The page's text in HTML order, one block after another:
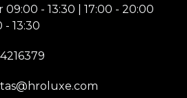
09:00 - 13:30 | 17:00 - 20:00
- 13:30